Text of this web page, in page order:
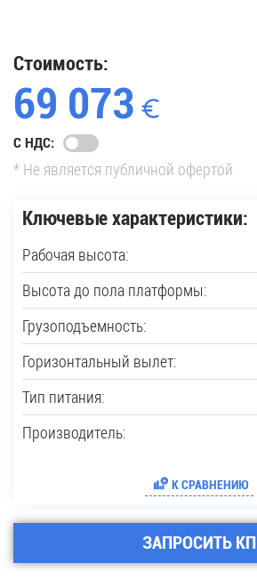
Купить новую технику
Сферы применения
Запчасти
Услуги
О компании
Контакты
Ключевые характеристики:
Рабочая высота:
Высота до пола платформы:
Грузоподъемность:
Горизонтальный вылет:
Тип питания:
Производитель:
К СРАВНЕНИЮ
ЗАПРОСИТЬ КП
Стоимость:
69 073
С НДС:
* Не является публичной офертой